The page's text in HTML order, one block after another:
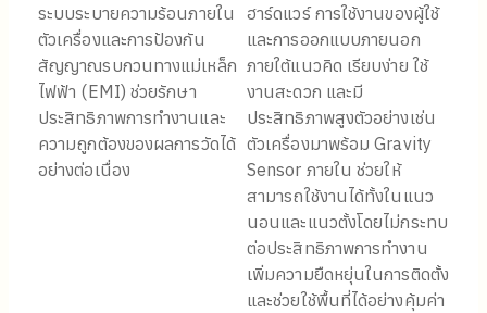
ระบบระบายความร้อนภายใน
ตัวเครื่องและการป้องกัน
สัญญาณรบกวนทางแม่เหล็ก
ไฟฟ้า (EMI) ช่วยรักษา
ประสิทธิภาพการทำงานและ
ความถูกต้องของผลการวัดได้
อย่างต่อเนื่อง
ฮาร์ดแวร์ การใช้งานของผู้ใช้
และการออกแบบภายนอก
ภายใต้แนวคิด เรียบง่าย ใช้
งานสะดวก และมี
ประสิทธิภาพสูงตัวอย่างเช่น
ตัวเครื่องมาพร้อม Gravity
Sensor ภายใน ช่วยให้
สามารถใช้งานได้ทั้งในแนว
นอนและแนวตั้งโดยไม่กระทบ
ต่อประสิทธิภาพการทำงาน
เพิ่มความยืดหยุ่นในการติดตั้ง
และช่วยใช้พื้นที่ได้อย่างคุ้มค่า